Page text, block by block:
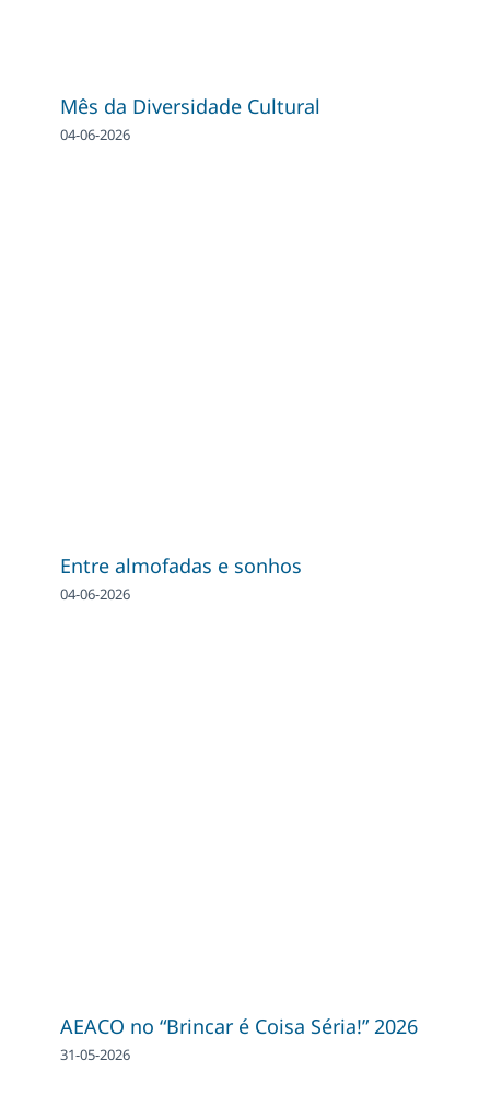
Mês da Diversidade Cultural
04-06-2026
Entre almofadas e sonhos
04-06-2026
AEACO no “Brincar é Coisa Séria!” 2026
31-05-2026